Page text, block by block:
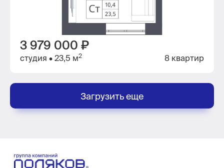
3 979 000 ₽
8 квартир
студия • 23,5 м2
Загрузить еще